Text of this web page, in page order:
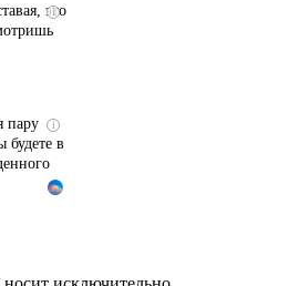
в
вы